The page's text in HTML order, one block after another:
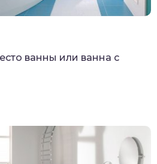
ванны или ванна с